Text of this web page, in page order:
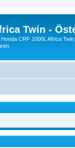
Twin -
CRF 1000L Africa